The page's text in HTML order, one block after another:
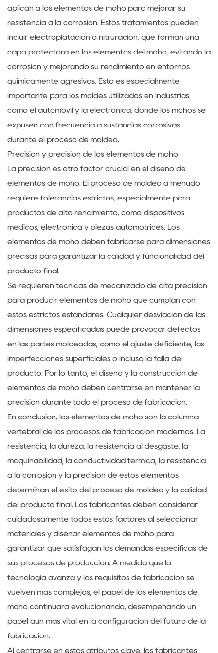
aplican a los elementos de moho para mejorar su
resistencia a la corrosión. Estos tratamientos pueden
incluir electroplatación o nitruración, que forman una
capa protectora en los elementos del moho, evitando la
corrosión y mejorando su rendimiento en entornos
químicamente agresivos. Esto es especialmente
importante para los moldes utilizados en industrias
como el automóvil y la electrónica, donde los mohos se
expusen con frecuencia a sustancias corrosivas
durante el proceso de moldeo.
Precisión y precisión de los elementos de moho
La precisión es otro factor crucial en el diseño de
elementos de moho. El proceso de moldeo a menudo
requiere tolerancias estrictas, especialmente para
productos de alto rendimiento, como dispositivos
médicos, electrónica y piezas automotrices. Los
elementos de moho deben fabricarse para dimensiones
precisas para garantizar la calidad y funcionalidad del
producto final.
Se requieren técnicas de mecanizado de alta precisión
para producir elementos de moho que cumplan con
estos estrictos estándares. Cualquier desviación de las
dimensiones especificadas puede provocar defectos
en las partes moldeadas, como el ajuste deficiente, las
imperfecciones superficiales o incluso la falla del
producto. Por lo tanto, el diseño y la construcción de
elementos de moho deben centrarse en mantener la
precisión durante todo el proceso de fabricación.
En conclusión, los elementos de moho son la columna
vertebral de los procesos de fabricación modernos. La
resistencia, la dureza, la resistencia al desgaste, la
maquinabilidad, la conductividad térmica, la resistencia
a la corrosión y la precisión de estos elementos
determinan el éxito del proceso de moldeo y la calidad
del producto final. Los fabricantes deben considerar
cuidadosamente todos estos factores al seleccionar
materiales y diseñar elementos de moho para
garantizar que satisfagan las demandas específicas de
sus procesos de producción. A medida que la
tecnología avanza y los requisitos de fabricación se
vuelven más complejos, el papel de los elementos de
moho continuará evolucionando, desempeñando un
papel aún más vital en la configuración del futuro de la
fabricación.
Al centrarse en estos atributos clave, los fabricantes